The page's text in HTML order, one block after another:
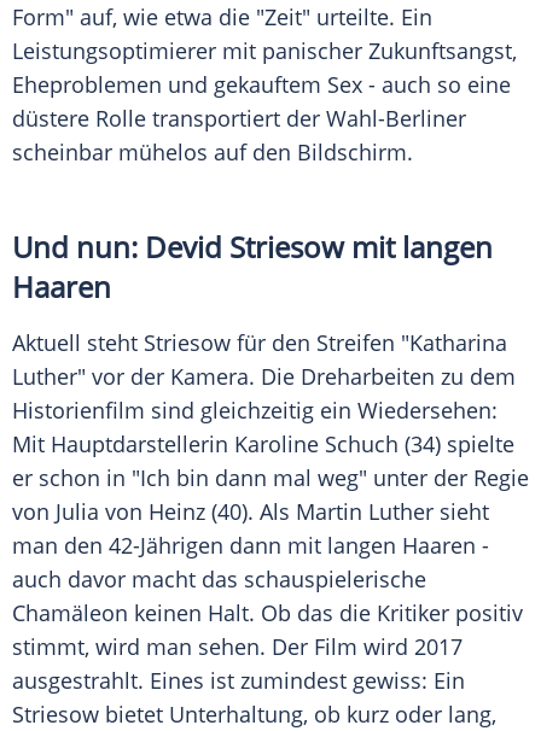
Form" auf, wie etwa die "Zeit" urteilte. Ein
Leistungsoptimierer mit panischer Zukunftsangst,
Eheproblemen und gekauftem Sex - auch so eine
düstere Rolle transportiert der Wahl-Berliner
scheinbar mühelos auf den Bildschirm.
Und nun: Devid Striesowmit langen
Haaren
Aktuell steht Striesow für den Streifen "Katharina
Luther" vor der Kamera. Die Dreharbeiten zu dem
Historienfilm sind gleichzeitig ein Wiedersehen:
Mit Hauptdarstellerin Karoline Schuch (34) spielte
er schon in "Ich bin dann mal weg" unter der Regie
von Julia von Heinz (40). Als Martin Luther sieht
man den 42-Jährigen dann mit langen Haaren -
auch davor macht das schauspielerische
Chamäleon keinen Halt. Ob das die Kritiker positiv
stimmt, wird man sehen. Der Film wird 2017
ausgestrahlt. Eines ist zumindest gewiss: Ein
Striesow bietet Unterhaltung, ob kurz oder lang,